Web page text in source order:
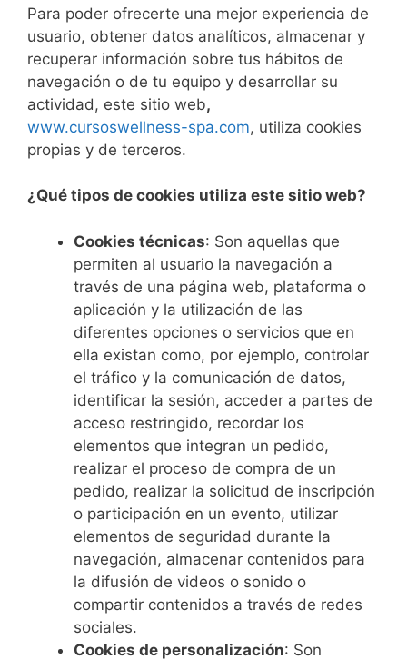
Para poder ofrecerte una mejor experiencia de
usuario, obtener datos analíticos, almacenar y
recuperar información sobre tus hábitos de
navegación o de tu equipo y desarrollar su
actividad, este sitio web,
www.cursoswellness-spa.com, utiliza cookies
propias y de terceros.
¿Qué tipos de cookies utiliza este sitio web?
Cookies técnicas: Son aquellas que
permiten al usuario la navegación a
través de una página web, plataforma o
aplicación y la utilización de las
diferentes opciones o servicios que en
ella existan como, por ejemplo, controlar
el tráfico y la comunicación de datos,
identificar la sesión, acceder a partes de
acceso restringido, recordar los
elementos que integran un pedido,
realizar el proceso de compra de un
pedido, realizar la solicitud de inscripción
o participación en un evento, utilizar
elementos de seguridad durante la
navegación, almacenar contenidos para
la difusión de videos o sonido o
compartir contenidos a través de redes
sociales.
Cookies de personalización: Son